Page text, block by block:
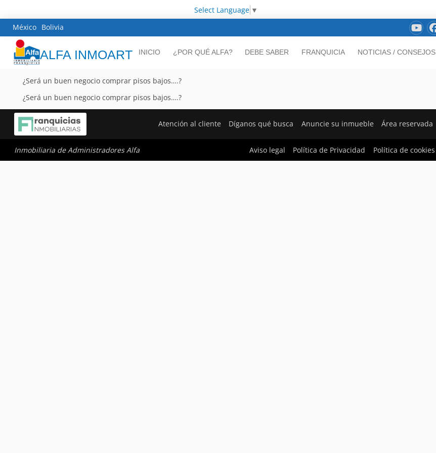
Select Language ▼
México Bolivia
ALFA INMOART INICIO ¿POR QUÉ ALFA? DEBE SABER FRANQUICIA NOTICIAS / CONSEJOS
¿Será un buen negocio comprar pisos bajos….?
¿Será un buen negocio comprar pisos bajos….?
Atención al cliente Díganos qué busca Anuncie su inmueble Área reservada
Inmobiliaria de Administradores Alfa Aviso legal Política de Privacidad Política de cookies